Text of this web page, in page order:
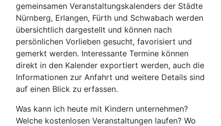
gemeinsamen Veranstaltungskalenders der Städte
Nürnberg, Erlangen, Fürth und Schwabach werden
übersichtlich dargestellt und können nach
persönlichen Vorlieben gesucht, favorisiert und
gemerkt werden. Interessante Termine können
direkt in den Kalender exportiert werden, auch die
Informationen zur Anfahrt und weitere Details sind
auf einen Blick zu erfassen.
Was kann ich heute mit Kindern unternehmen?
Welche kostenlosen Veranstaltungen laufen? Wo